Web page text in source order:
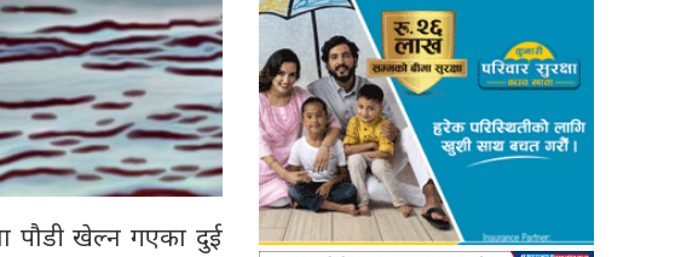
पौडी खेल्न गएका दुई